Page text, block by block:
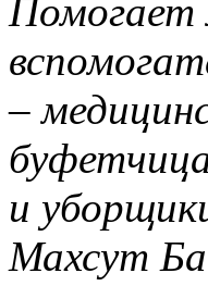
Помогает
–
и
Махсут